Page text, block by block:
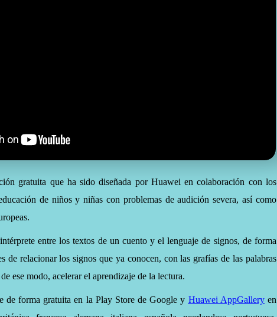
gratuita que ha sido diseñada por Huawei en colaboración con los
de niños y niñas con problemas de audición severa, así como
entre los textos de un cuento y el lenguaje de signos, de forma
de relacionar los signos que ya conocen, con las grafías de las palabras
ese modo, acelerar el aprendizaje de la lectura.
de forma gratuita en la Play Store de Google y Huawei AppGalleryen